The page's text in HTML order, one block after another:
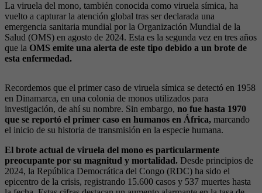
La viruela del mono, también conocida como viruela símica, ha
vuelto a capturar la atención global tras ser declarada una
emergencia sanitaria mundial por la Organización Mundial de la
Salud (OMS) en agosto de 2024. Esta es la segunda vez en tres años
que la OMS emite una alerta de este tipo debido a un brote de
esta enfermedad.
Recordemos que el primer caso de viruela símica se detectó en 1958
en Dinamarca, en una colonia de monos utilizados para
investigación, de ahí su nombre. Sin embargo, no fue hasta 1970
que se reportó el primer caso en humanos en África, marcando
el inicio de su historia de transmisión en la especie humana.
El brote actual de viruela del mono es particularmente
preocupante por su magnitud y mortalidad. Desde principios de
2024, la República Democrática del Congo (RDC) ha sido el
epicentro de la crisis, registrando 15.600 casos y 537 muertes hasta